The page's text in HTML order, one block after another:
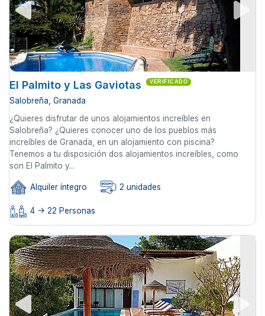
El Palmito y Las Gaviotas VERIFICADO
Salobreña, Granada
¿Quieres disfrutar de unos alojamientos increíbles en
Salobreña? ¿Quieres conocer uno de los pueblos más
increíbles de Granada, en un alojamiento con piscina?
Tenemos a tu disposición dos alojamientos increíbles, como
son El Palmito y...
Alquiler íntegro 2 unidades
4 -> 22 Personas